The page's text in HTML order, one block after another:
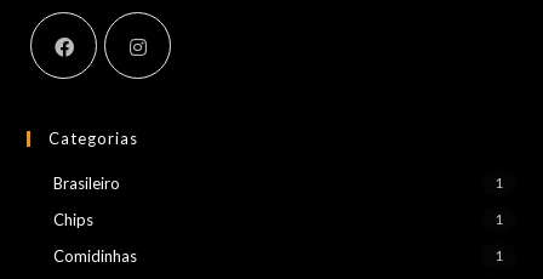
Categorias
Brasileiro 1
Chips 1
Comidinhas 1